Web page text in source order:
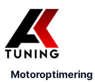
Motoroptimering